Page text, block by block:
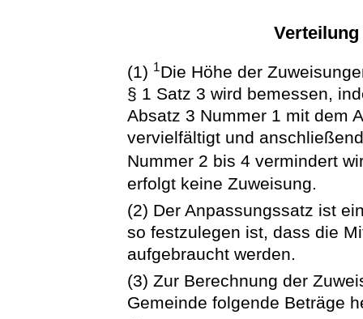
(1) 1Die Höhe der
§ 1 Satz 3 wird bemessen,
Absatz 3 Nummer 1 mit dem
vervielfältigt und
Nummer 2 bis 4 vermindert
erfolgt keine Zuweisung.
(2) Der Anpassungssatz ist
so festzulegen ist, dass die
aufgebraucht werden.
(3) Zur Berechnung der
Gemeinde folgende Beträge